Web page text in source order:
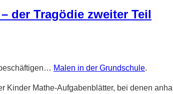
der Tragödie zweiter Teil
Malen in der Grundschule.
Kinder Mathe-Aufgabenblätter, bei denen